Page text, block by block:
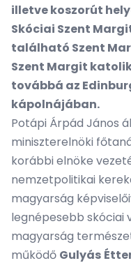
illetve koszorút
Skóciai Szent
található Szent
Szent Margit
továbbá az
kápolnájában.
Potápi Árpád János
miniszterelnöki
korábbi elnöke
nemzetpolitikai
magyarság
legnépesebb skóciai
magyarság
működő Gulyás